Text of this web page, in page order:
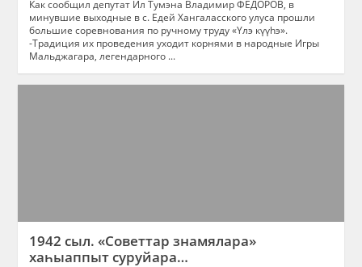
Как сообщил депутат Ил Тумэна Владимир ФЕДОРОВ, в
минувшие выходные в с. Едей Хангаласского улуса прошли
большие соревнования по ручному труду «Үлэ күүhэ».
-Традиция их проведения уходит корнями в народные Игры
Мальджагара, легендарного ...
1942 сыл. «Советтар знамялара»
хаһыаппыт суруйара…